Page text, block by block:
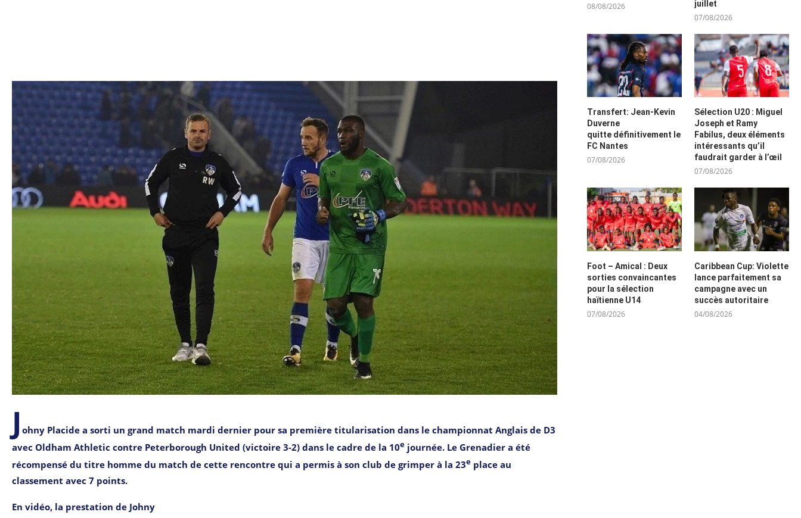
J ohny Placide a sorti un grand match mardi dernier pour sa première titularisation dans le championnat Anglais de D3
avec Oldham Athletic contre Peterborough United (victoire 3-2) dans le cadre de la 10e journée. Le Grenadier a été
récompensé du titre homme du match de cette rencontre qui a permis à son club de grimper à la 23e place au
classement avec 7 points.
En vidéo, la prestation de Johny
08/08/2026
juillet
07/08/2026
Transfert: Jean-Kevin
Duverne
quitte définitivement le
FC Nantes
07/08/2026
Sélection U20 : Miguel
Joseph et Ramy
Fabilus, deux éléments
intéressants qu’il
faudrait garder à l’œil
07/08/2026
Foot – Amical : Deux
sorties convaincantes
pour la sélection
haïtienne U14
07/08/2026
Caribbean Cup: Violette
lance parfaitement sa
campagne avec un
succès autoritaire
04/08/2026